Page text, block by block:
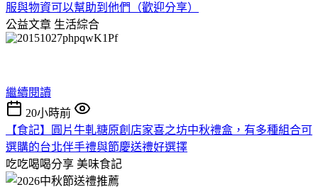
服與物資可以幫助到他們（歡迎分享）
公益文章 生活綜合
繼續閱讀
20小時前
【食記】圓片牛軋糖原創店家喜之坊中秋禮盒，有多種組合可
選購的台北伴手禮與節慶送禮好選擇
吃吃喝喝分享 美味食記